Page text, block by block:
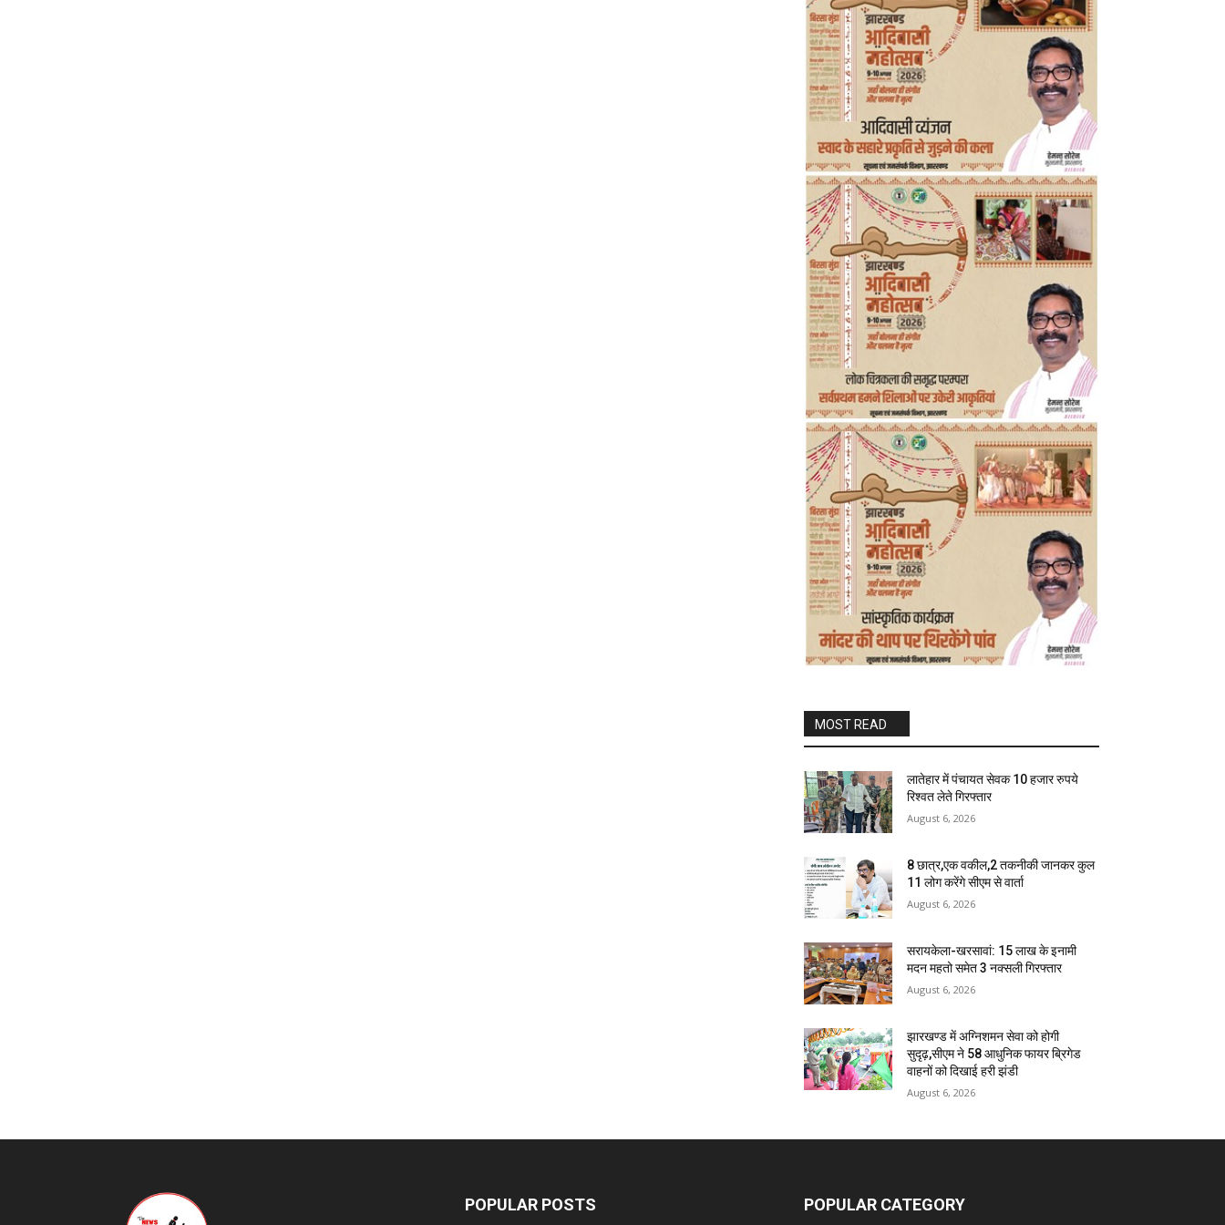
MOST READ
लातेहार में पंचायत सेवक 10 हजार रुपये
रिश्वत लेते गिरफ्तार
August 6, 2026
8 छात्र,एक वकील,2 तकनीकी जानकर कुल
11 लोग करेंगे सीएम से वार्ता
August 6, 2026
सरायकेला-खरसावां: 15 लाख के इनामी
मदन महतो समेत 3 नक्सली गिरफ्तार
August 6, 2026
झारखण्ड में अग्निशमन सेवा को होगी
सुदृढ़,सीएम ने 58 आधुनिक फायर ब्रिगेड
वाहनों को दिखाई हरी झंडी
August 6, 2026
POPULAR POSTS POPULAR CATEGORY